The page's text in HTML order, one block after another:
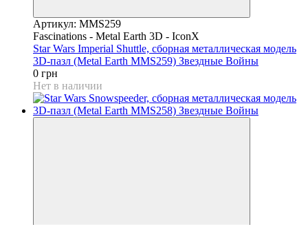
Артикул: MMS259
Fascinations - Metal Earth 3D - IconX
Star Wars Imperial Shuttle, сборная металлическая модель
3D-пазл (Metal Earth MMS259) Звездные Войны
0 грн
Нет в наличии